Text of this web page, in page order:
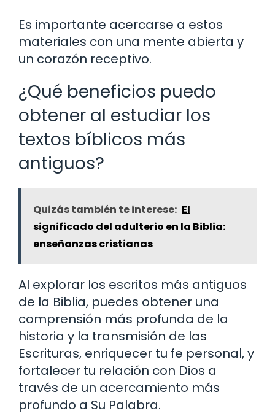
Es importante acercarse a estos
materiales con una mente abierta y
un corazón receptivo.
¿Qué beneficios puedo
obtener al estudiar los
textos bíblicos más
antiguos?
Quizás también te interese: El
significado del adulterio en la Biblia:
enseñanzas cristianas
Al explorar los escritos más antiguos
de la Biblia, puedes obtener una
comprensión más profunda de la
historia y la transmisión de las
Escrituras, enriquecer tu fe personal, y
fortalecer tu relación con Dios a
través de un acercamiento más
profundo a Su Palabra.